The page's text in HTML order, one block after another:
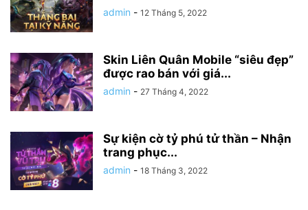
admin - 12 Tháng 5, 2022
Skin Liên Quân Mobile “siêu đẹp”
được rao bán với giá...
admin - 27 Tháng 4, 2022
Sự kiện cờ tỷ phú tử thần – Nhận
trang phục...
admin - 18 Tháng 3, 2022